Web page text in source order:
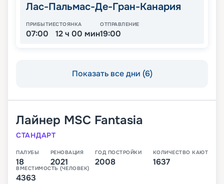
Лас-Пальмас-Де-Гран-Канария
ПРИБЫТИЕ
07:00
СТОЯНКА
12 ч 00 мин
ОТПРАВЛЕНИЕ
19:00
Показать все дни (6)
Лайнер MSC Fantasia
СТАНДАРТ
ПАЛУБЫ
18
РЕНОВАЦИЯ
2021
ГОД ПОСТРОЙКИ
2008
КОЛИЧЕСТВО КАЮТ
1637
ВМЕСТИМОСТЬ (ЧЕЛОВЕК)
4363